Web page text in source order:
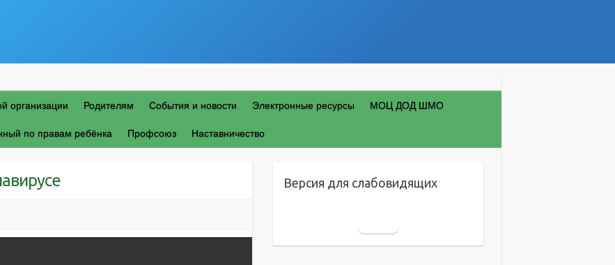
организации Родителям События и новости Электронные ресурсы МОЦ ДОД ШМО
по правам ребёнка Профсоюз Наставничество
Версия для слабовидящих